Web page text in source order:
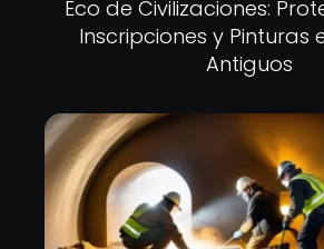
Eco de Civilizaciones:
Inscripciones y Pinturas
Antiguos